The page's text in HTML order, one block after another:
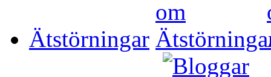
Ätstörningar